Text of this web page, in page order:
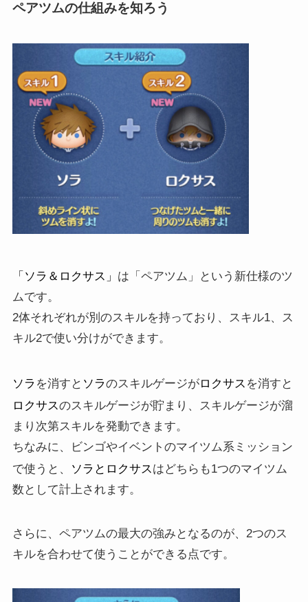
ペアツムの仕組みを知ろう
「ソラ＆ロクサス」 は「ペアツム」という新仕様のツ
ムです。
2体それぞれが別のスキルを持っており、スキル1、ス
キル2で使い分けができます。
ソラ を消すと ソラのスキルゲージがロクサス を消すと
ロクサスのスキルゲージが貯まり、スキルゲージが溜
まり次第スキルを発動できます。
ちなみに、ビンゴやイベントのマイツム系ミッション
で使うと、
ソラとロクサス はどちらも1つのマイツム
数として計上されます。
さらに、ペアツムの最大の強みとなるのが、2つのス
キルを合わせて使うことができる点です。